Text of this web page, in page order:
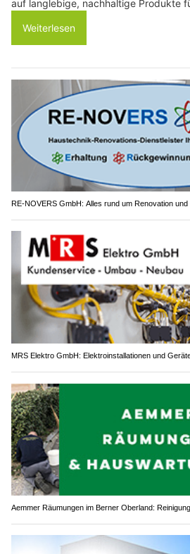
auf langlebige, nachhaltige Produkte
Weiterlesen
RE-NOVERS GmbH: Alles rund um Renovation
MRS Elektro GmbH: Elektroinstallationen und
Aemmer Räumungen im Berner Oberland: